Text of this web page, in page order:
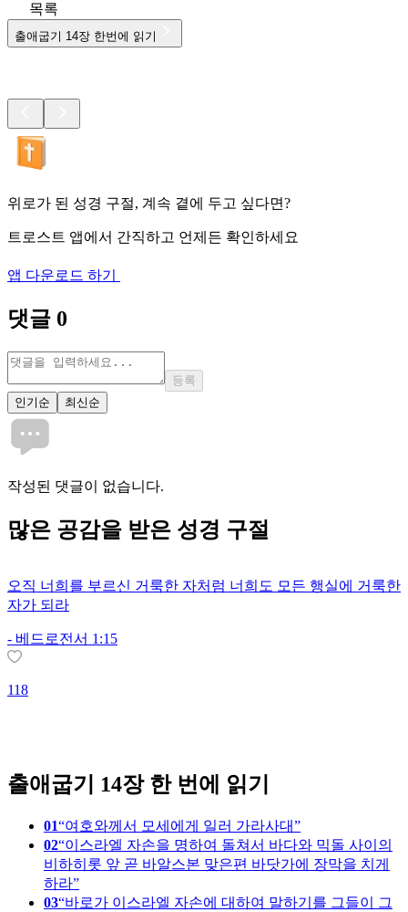
목록
출애굽기 14장 한번에 읽기
위로가 된 성경 구절, 계속 곁에 두고 싶다면?
트로스트 앱에서 간직하고 언제든 확인하세요
앱 다운로드 하기
댓글 0
등록
인기순
최신순
작성된 댓글이 없습니다.
많은 공감을 받은 성경 구절
오직 너희를 부르신 거룩한 자처럼 너희도 모든 행실에 거룩한
자가 되라
- 베드로전서 1:15
118
출애굽기 14장 한 번에 읽기
01 여호와께서 모세에게 일러 가라사대
02 이스라엘 자손을 명하여 돌쳐서 바다와 믹돌 사이의
비하히롯 앞 곧 바알스본 맞은편 바닷가에 장막을 치게
하라
03 바로가 이스라엘 자손에 대하여 말하기를 그들이 그